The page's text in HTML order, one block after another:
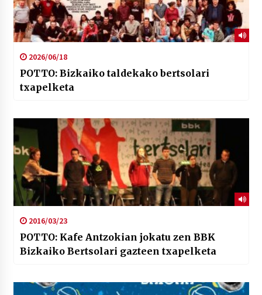
2026/06/18
POTTO: Bizkaiko taldekako bertsolari
txapelketa
2016/03/23
POTTO: Kafe Antzokian jokatu zen BBK
Bizkaiko Bertsolari gazteen txapelketa